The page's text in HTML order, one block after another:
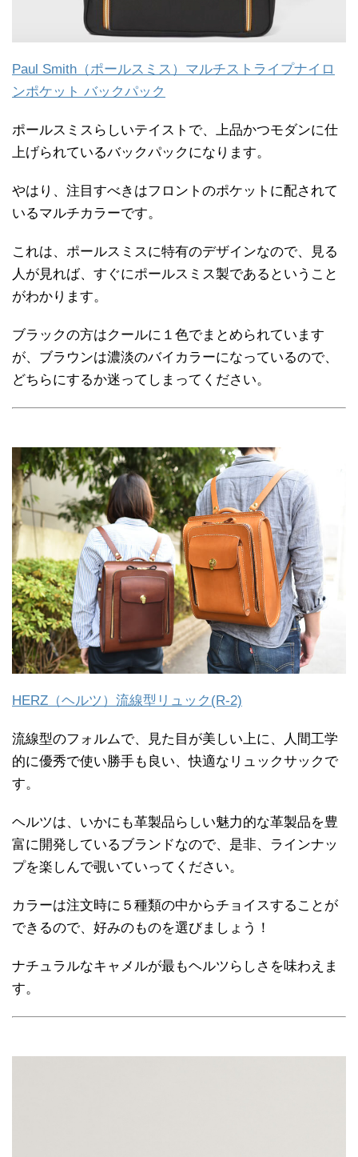
Paul Smith（ポールスミス）マルチストライプナイロ
ンポケット バックパック
ポールスミスらしいテイストで、上品かつモダンに仕
上げられているバックパックになります。
やはり、注目すべきはフロントのポケットに配されて
いるマルチカラーです。
これは、ポールスミスに特有のデザインなので、見る
人が見れば、すぐにポールスミス製であるということ
がわかります。
ブラックの方はクールに１色でまとめられています
が、ブラウンは濃淡のバイカラーになっているので、
どちらにするか迷ってしまってください。
HERZ（ヘルツ）流線型リュック(R-2)
流線型のフォルムで、見た目が美しい上に、人間工学
的に優秀で使い勝手も良い、快適なリュックサックで
す。
ヘルツは、いかにも革製品らしい魅力的な革製品を豊
富に開発しているブランドなので、是非、ラインナッ
プを楽しんで覗いていってください。
カラーは注文時に５種類の中からチョイスすることが
できるので、好みのものを選びましょう！
ナチュラルなキャメルが最もヘルツらしさを味わえま
す。